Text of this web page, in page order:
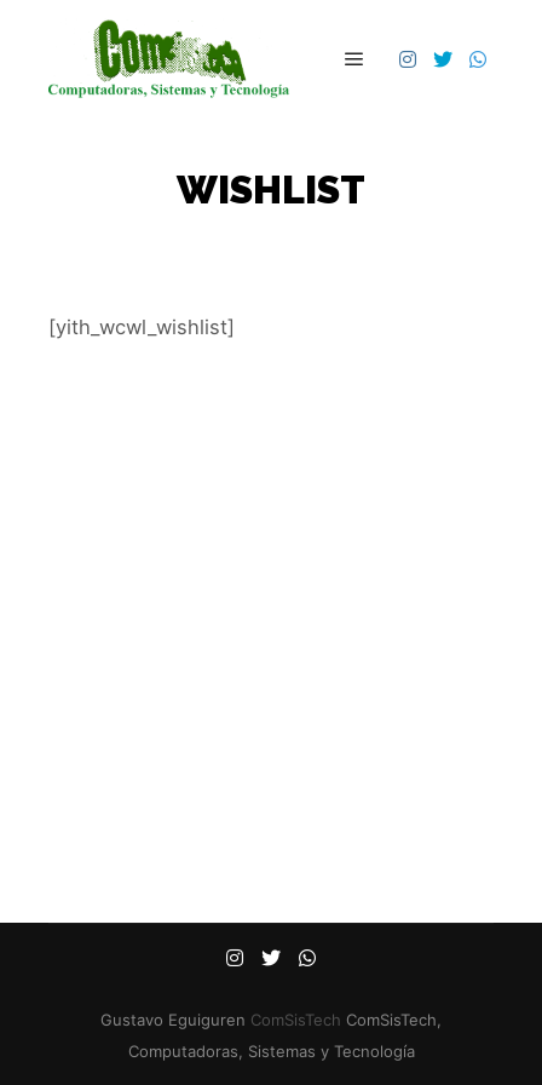
WISHLIST
[yith_wcwl_wishlist]
Gustavo Eguiguren ComSisTech ComSisTech,
Computadoras, Sistemas y Tecnología